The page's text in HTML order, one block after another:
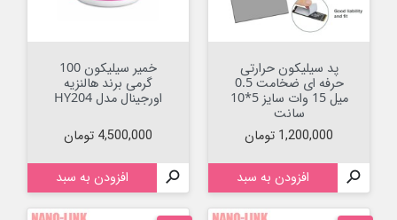
پد سیلیکون حرارتی
حرفه ای ضخامت 0.5
میل 15 وات سایز 5*10
سانت
قیمت
1,200,000 تومان
 افزودن به سبد
خمیر سیلیکون 100
گرمی برند هالنزیه
اورجینال مدل HY204
قیمت
4,500,000 تومان
 افزودن به سبد